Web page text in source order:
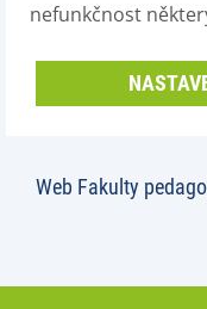
nefunkčnost
Web Fakulty